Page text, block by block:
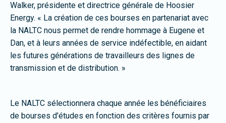
Walker, présidente et directrice générale de Hoosier
Energy. « La création de ces bourses en partenariat avec
la NALTC nous permet de rendre hommage à Eugene et
Dan, et à leurs années de service indéfectible, en aidant
les futures générations de travailleurs des lignes de
transmission et de distribution. »
Le NALTC sélectionnera chaque année les bénéficiaires
de bourses d'études en fonction des critères fournis par